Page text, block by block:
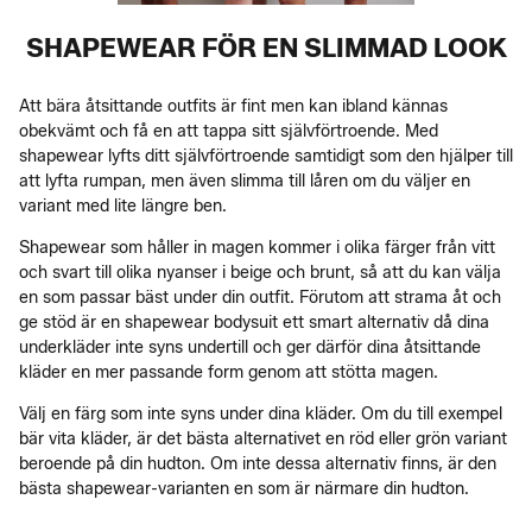
SHAPEWEAR FÖR EN SLIMMAD LOOK
Att bära åtsittande outfits är fint men kan ibland kännas
obekvämt och få en att tappa sitt självförtroende. Med
shapewear lyfts ditt självförtroende samtidigt som den hjälper till
att lyfta rumpan, men även slimma till låren om du väljer en
variant med lite längre ben.
Shapewear som håller in magen kommer i olika färger från vitt
och svart till olika nyanser i beige och brunt, så att du kan välja
en som passar bäst under din outfit. Förutom att strama åt och
ge stöd är en shapewear bodysuit ett smart alternativ då dina
underkläder inte syns undertill och ger därför dina åtsittande
kläder en mer passande form genom att stötta magen.
Välj en färg som inte syns under dina kläder. Om du till exempel
bär vita kläder, är det bästa alternativet en röd eller grön variant
beroende på din hudton. Om inte dessa alternativ finns, är den
bästa shapewear-varianten en som är närmare din hudton.